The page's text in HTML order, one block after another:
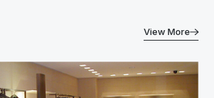
View More